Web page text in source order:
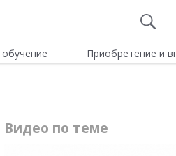
Приобретение и
Видео по теме